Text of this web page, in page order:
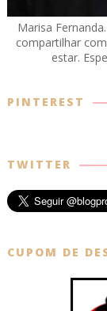
Marisa
compartilhar
estar.
PINTEREST
TWITTER
CUPOM DE